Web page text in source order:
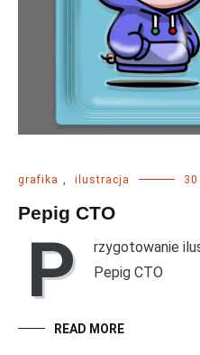
grafika ilustracja
Pepig CTO
P
rzygotowanie
Pepig CTO
READ MORE